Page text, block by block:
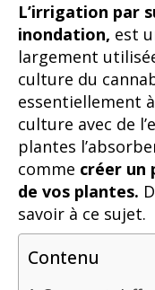
L’irrigation par
inondation, est
largement
culture du
essentiellement
culture avec de
plantes
comme créer
de vos plantes.
savoir à ce sujet.
Contenu